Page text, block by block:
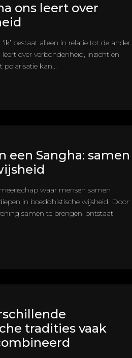
ons leert over
bestaat alleen in relatie tot de ander.
over verbondenheid, inzicht en
polarisatie kan...
een Sangha: samen
waar mensen samen
in boeddhistische wijsheid. Door
samen te brengen, ontstaat
tradities vaak